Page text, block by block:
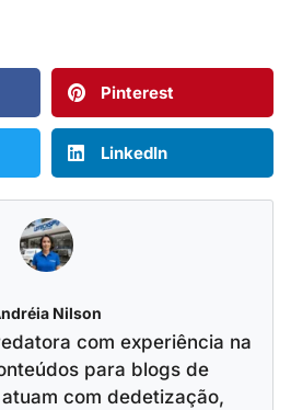
Pinterest
LinkedIn
Nilson
com experiência na
para blogs de
com dedetização,